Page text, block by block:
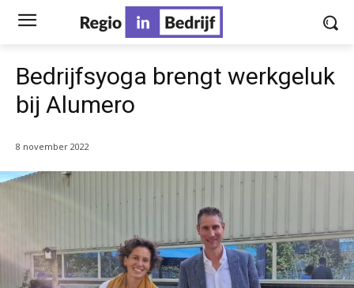
Bedrijfsyoga brengt werkgeluk
bij Alumero
8 november 2022